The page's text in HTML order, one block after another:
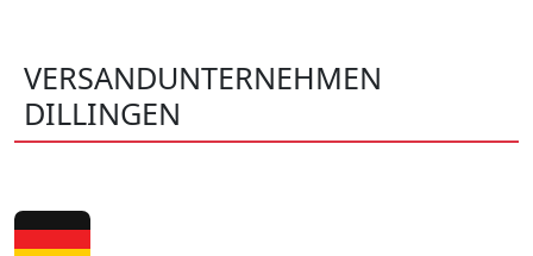
VERSANDUNTERNEHMEN
DILLINGEN